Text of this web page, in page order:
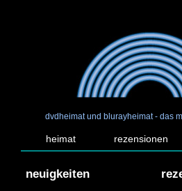
dvdheimat und blurayheimat - das
heimat rezensionen
neuigkeiten